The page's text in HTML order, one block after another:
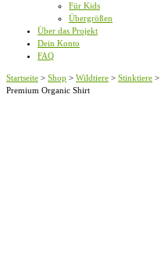
Für Kids
Übergrößen
Über das Projekt
Dein Konto
FAQ
Startseite > Shop > Wildtiere > Stinktiere >
Premium Organic Shirt